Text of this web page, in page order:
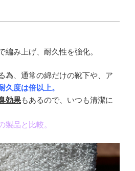
編み上げ、耐久性を強化。
為、通常の綿だけの靴下や、ア
久度は倍以上。
効果もあるので、いつも清潔に
品と比較。